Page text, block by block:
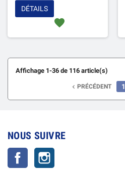
favorite
DÉTAILS
Affichage 1-36 de 116 article(s)
 PRÉCÉDENT 1
NOUS SUIVRE
Facebook